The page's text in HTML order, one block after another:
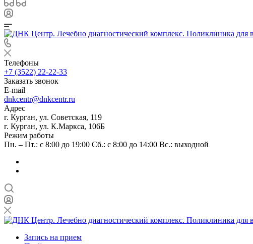
Телефоны
+7 (3522) 22-22-33
Заказать звонок
E-mail
dnkcentr@dnkcentr.ru
Адрес
г. Курган, ул. Советская, 119
г. Курган, ул. К.Маркса, 106Б
Режим работы
Пн. – Пт.: с 8:00 до 19:00 Сб.: с 8:00 до 14:00 Вс.: выходной
Запись на прием